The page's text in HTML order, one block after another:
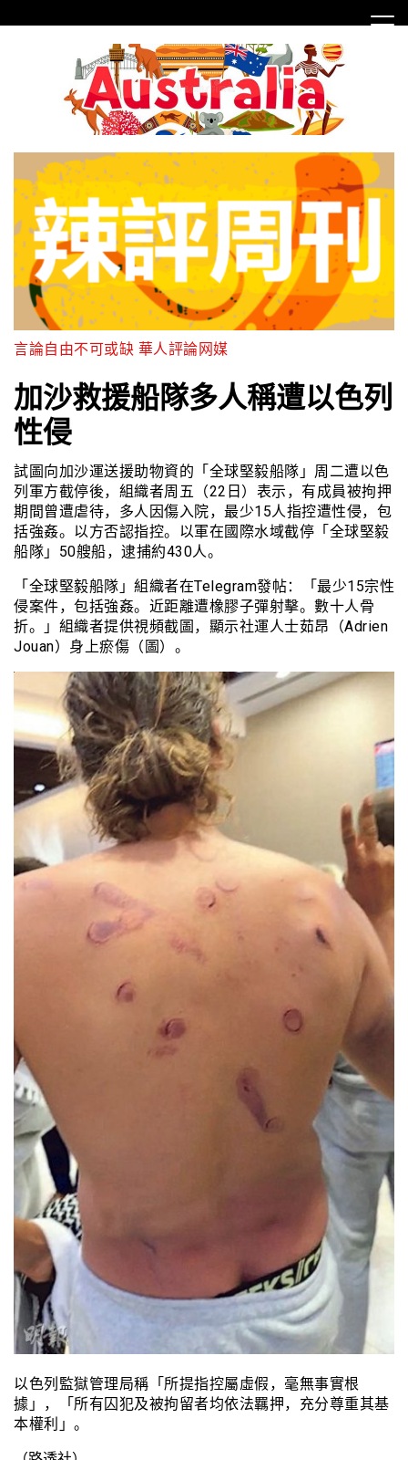
to
言論自由不可或缺 華人評論网媒
加沙救援船隊多人稱遭以色列
性侵
試圖向加沙運送援助物資的「全球堅毅船隊」周二遭以色
列軍方截停後，組織者周五（22日）表示，有成員被拘押
期間曾遭虐待，多人因傷入院，最少15人指控遭性侵，包
括強姦。以方否認指控。以軍在國際水域截停「全球堅毅
船隊」50艘船，逮捕約430人。
「全球堅毅船隊」組織者在Telegram發帖：「最少15宗性
侵案件，包括強姦。近距離遭橡膠子彈射擊。數十人骨
折。」組織者提供視頻截圖，顯示社運人士茹昂（Adrien
Jouan）身上瘀傷（圖）。
以色列監獄管理局稱「所提指控屬虛假，毫無事實根
據」，「所有囚犯及被拘留者均依法羈押，充分尊重其基
本權利」。